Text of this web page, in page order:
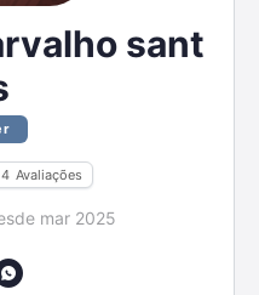
sant
4 Avaliações
mar 2025